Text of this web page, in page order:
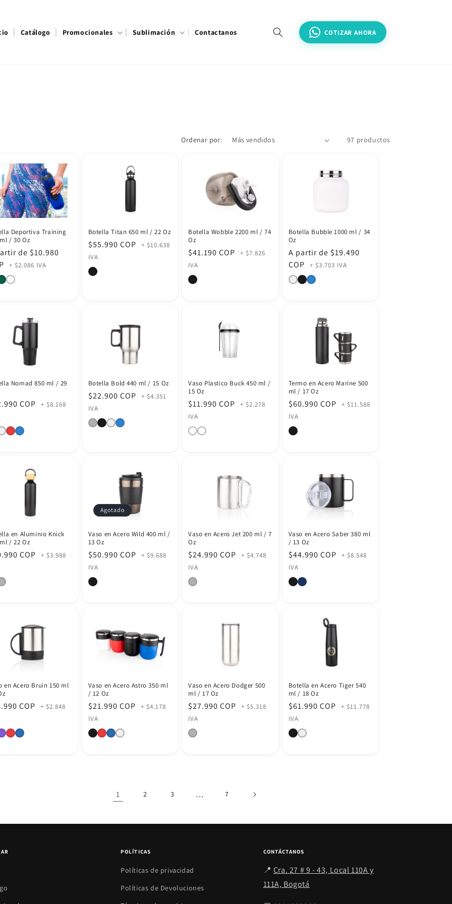
Catálogo Promocionales Sublimación Contactanos COTIZAR AHORA
Ordenar por: 97 productos
Deportiva Training
/ 30 Oz
de $10.980
+ $2.086 IVA
Botella Titan 650 ml / 22 Oz
Precio
habitual
$55.990 COP
+ $10.638
IVA
Botella Wobble 2200 ml / 74
Oz
Precio
habitual
$41.190 COP
+ $7.826
IVA
Botella Bubble 1000 ml / 34
Oz
Precio
habitual
A partir de $19.490
COP
+ $3.703 IVA
Nomad 850 ml / 29
COP
+ $8.168
Botella Bold 440 ml / 15 Oz
Precio
habitual
$22.900 COP
+ $4.351
IVA
Vaso Plastico Buck 450 ml /
15 Oz
Precio
habitual
$11.990 COP
+ $2.278
IVA
Termo en Acero Marine 500
ml / 17 Oz
Precio
habitual
$60.990 COP
+ $11.588
IVA
en Aluminio Knick
/ 22 Oz
COP
+ $3.988
Agotado
Vaso en Acero Wild 400 ml /
13 Oz
Precio
habitual
$50.990 COP
+ $9.688
IVA
Vaso en Acero Jet 200 ml / 7
Oz
Precio
habitual
$24.990 COP
+ $4.748
IVA
Vaso en Acero Saber 380 ml
/ 13 Oz
Precio
habitual
$44.990 COP
+ $8.548
IVA
en Acero Bruin 150 ml
COP
+ $2.848
Vaso en Acero Astro 350 ml
/ 12 Oz
Precio
habitual
$21.990 COP
+ $4.178
IVA
Vaso en Acero Dodger 500
ml / 17 Oz
Precio
habitual
$27.990 COP
+ $5.318
IVA
Botella en Acero Tiger 540
ml / 18 Oz
Precio
habitual
$61.990 COP
+ $11.778
IVA
1 2 3 … 7
POLÍTICAS
Políticas de privacidad
Políticas de Devoluciones
CONTÁCTANOS
📍 Cra. 27 # 9 - 43, Local 110A y
111A, Bogotá